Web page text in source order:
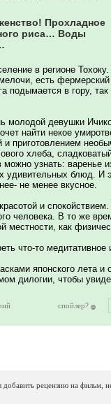
Прохладное
риса… Воды
в регионе
есть
подымается в гору,
молодой девушки
найти некое
и приготовлением
хлеба,
можно узнать: варенье
удивительных блюд. И
не менее вкусное.
и
человека. В то же
местности, как
что-то медитативное
японского лета
дилогии, чтобы
спойлер?
добавить рецензию на фильм,